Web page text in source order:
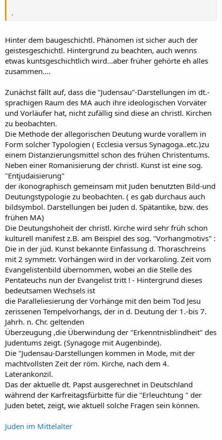
.
Hinter dem baugeschichtl. Phänomen ist sicher auch der
geistesgeschichtl. Hintergrund zu beachten, auch wenns
etwas kuntsgeschichtlich wird...aber früher gehörte eh alles
zusammen....
Zunächst fällt auf, dass die "Judensau"-Darstellungen im dt.-
sprachigen Raum des MA auch ihre ideologischen Vorväter
und Vorläufer hat, nicht zufällig sind diese an christl. Kirchen
zu beobachten.
Die Methode der allegorischen Deutung wurde vorallem in
Form solcher Typologien ( Ecclesia versus Synagoga..etc.)zu
einem Distanzierungsmittel schon des frühen Christentums.
Neben einer Romanisierung der christl. Kunst ist eine sog.
"Entjudaisierung"
der ikonographisch gemeinsam mit Juden benutzten Bild-und
Deutungstypologie zu beobachten. ( es gab durchaus auch
bildsymbol. Darstellungen bei Juden d. Spätantike, bzw. des
frühen MA)
Die Deutungshoheit der christl. Kirche wird sehr früh schon
kulturell manifest z.B. am Beispiel des sog. "Vorhangmotivs" :
Die in der jüd. Kunst bekannte Einfassung d. Thoraschreins
mit 2 symmetr. Vorhängen wird in der vorkaroling. Zeit vom
Evangelistenbild übernommen, wobei an die Stelle des
Pentateuchs nun der Evangelist tritt ! - Hintergrund dieses
bedeutsamen Wechsels ist
die Paralleliesierung der Vorhänge mit den beim Tod Jesu
zerissenen Tempelvorhangs, der in d. Deutung der 1.-bis 7.
Jahrh. n. Chr. geltenden
Überzeugung ,die Überwindung der "Erkenntnisblindheit" des
Judentums zeigt. (Synagoge mit Augenbinde).
Die "Judensau-Darstellungen kommen in Mode, mit der
machtvollsten Zeit der röm. Kirche, nach dem 4.
Laterankonzil.
Das der aktuelle dt. Papst ausgerechnet in Deutschland
während der Karfreitagsfürbitte für die "Erleuchtung " der
Juden betet, zeigt, wie aktuell solche Fragen sein können.
Juden im Mittelalter